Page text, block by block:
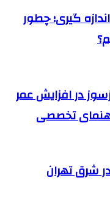
گیری؛ چطور
در افزایش عمر
تخصصی
شرق تهران